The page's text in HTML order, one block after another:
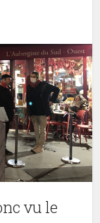
vu le